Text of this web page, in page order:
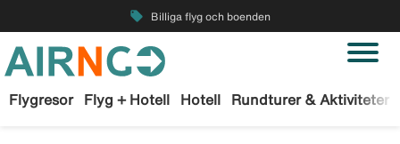
local_offer Billiga flyg och boenden
Flygresor Flyg + Hotell Hotell Rundturer & Aktiviteter